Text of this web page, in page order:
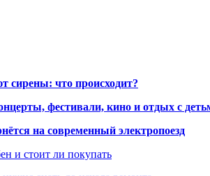
сирены: что происходит?
фестивали, кино и отдых с
на современный электропоезд
и стоит ли покупать